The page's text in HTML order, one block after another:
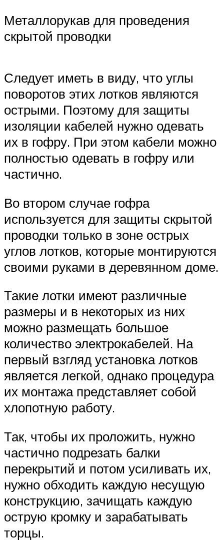
Металлорукав для проведения
скрытой проводки
Следует иметь в виду, что углы
поворотов этих лотков являются
острыми. Поэтому для защиты
изоляции кабелей нужно одевать
их в гофру. При этом кабели можно
полностью одевать в гофру или
частично.
Во втором случае гофра
используется для защиты скрытой
проводки только в зоне острых
углов лотков, которые монтируются
своими руками в деревянном доме.
Такие лотки имеют различные
размеры и в некоторых из них
можно размещать большое
количество электрокабелей. На
первый взгляд установка лотков
является легкой, однако процедура
их монтажа представляет собой
хлопотную работу.
Так, чтобы их проложить, нужно
частично подрезать балки
перекрытий и потом усиливать их,
нужно обходить каждую несущую
конструкцию, зачищать каждую
острую кромку и зарабатывать
торцы.